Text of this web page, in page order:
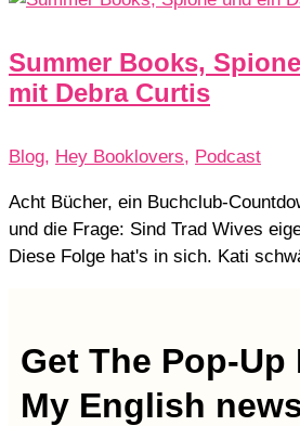
Summer Books,
mit Debra Curtis
Blog, Hey Booklovers, Podcast
Acht Bücher, ein Buchclub-
und die Frage: Sind Trad Wives
Diese Folge hat's in sich. Kati
Get The Pop-Up
My English